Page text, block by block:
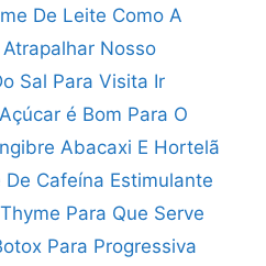
De Leite Como A
Nosso
Sal Para Visita Ir
é Bom Para O
Abacaxi E Hortelã
De Cafeína Estimulante
Para Que Serve
Para Progressiva